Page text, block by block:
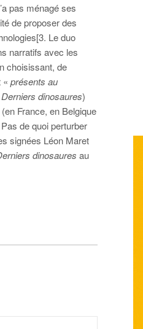
pas ménagé ses
de proposer des
Le duo
narratifs avec les
choisissant, de
« présents au
dinosaures)
France, en Belgique
de quoi perturber
signées Léon Maret
dinosaures au